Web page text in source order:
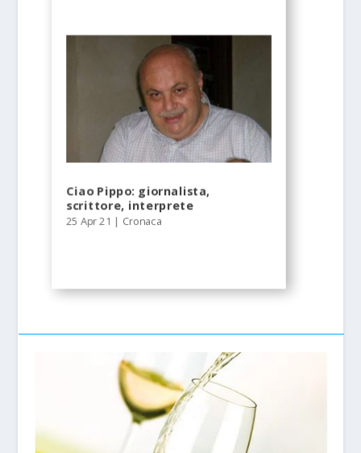
Ciao Pippo: giornalista,
scrittore, interprete
25 Apr 21 | Cronaca